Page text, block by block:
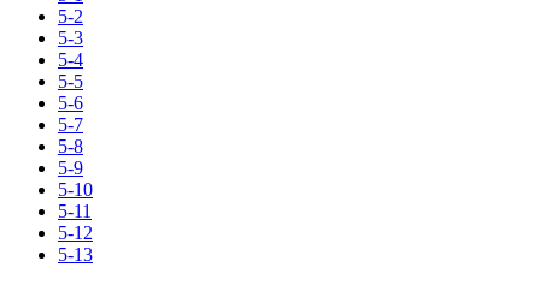
5-2
5-3
5-4
5-5
5-6
5-7
5-8
5-9
5-10
5-11
5-12
5-13